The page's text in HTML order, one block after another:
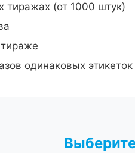
тиражах (от 1000 штук)
одинаковых этикеток